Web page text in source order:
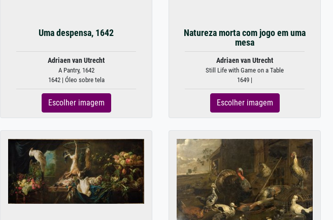
Uma despensa, 1642
Adriaen van Utrecht
A Pantry, 1642
1642 | Óleo sobre tela
Escolher imagem
Natureza morta com jogo em uma
mesa
Adriaen van Utrecht
Still Life with Game on a Table
1649 |
Escolher imagem